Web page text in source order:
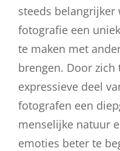
steeds
fotografie een
te maken met
brengen. Door
expressieve deel
fotografen een
menselijke natuur
emoties beter te